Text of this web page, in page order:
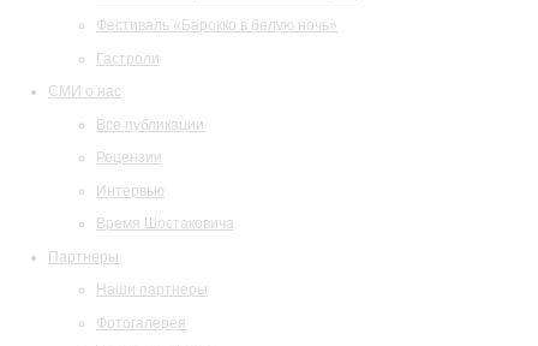
Фестиваль «Барокко в белую ночь»
Гастроли
СМИ о нас
Все публикации
Рецензии
Интервью
Время Шостаковича
Партнеры
Наши партнеры
Фотогалерея